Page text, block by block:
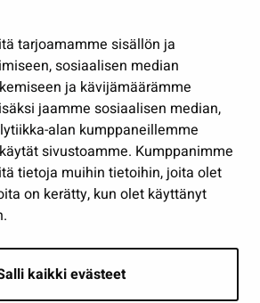
tarjoamamme sisällön ja
sosiaalisen median
ja kävijämäärämme
jaamme sosiaalisen median,
alan kumppaneillemme
sivustoamme. Kumppanimme
tietoja muihin tietoihin, joita olet
on kerätty, kun olet käyttänyt
kaikki evästeet